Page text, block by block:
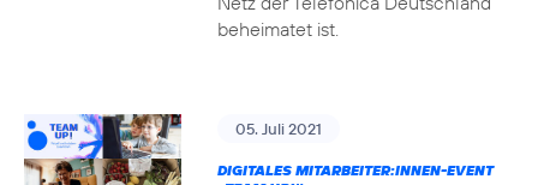
beheimatet ist.
05. Juli 2021
DIGITALES MITARBEITER:INNEN-EVENT